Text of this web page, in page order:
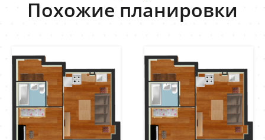
Похожие планировки